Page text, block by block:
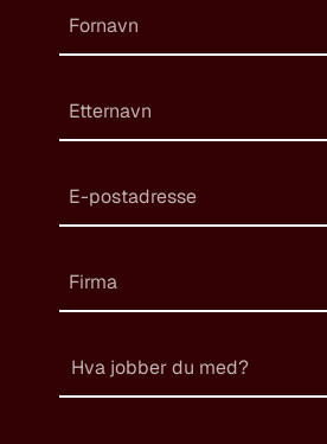
Hva jobber du med?